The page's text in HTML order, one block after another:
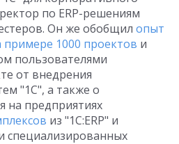
по ERP-решениям
Он же обобщил опыт
примере 1000 проектов и
пользователями
от внедрения
"1С", а также о
на предприятиях
из "1С:ERP" и
специализированных